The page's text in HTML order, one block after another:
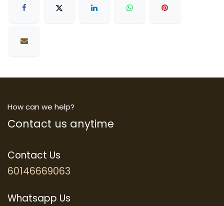
How can we help?
Contact us anytime
Contact Us
60146669063
Whatsapp Us